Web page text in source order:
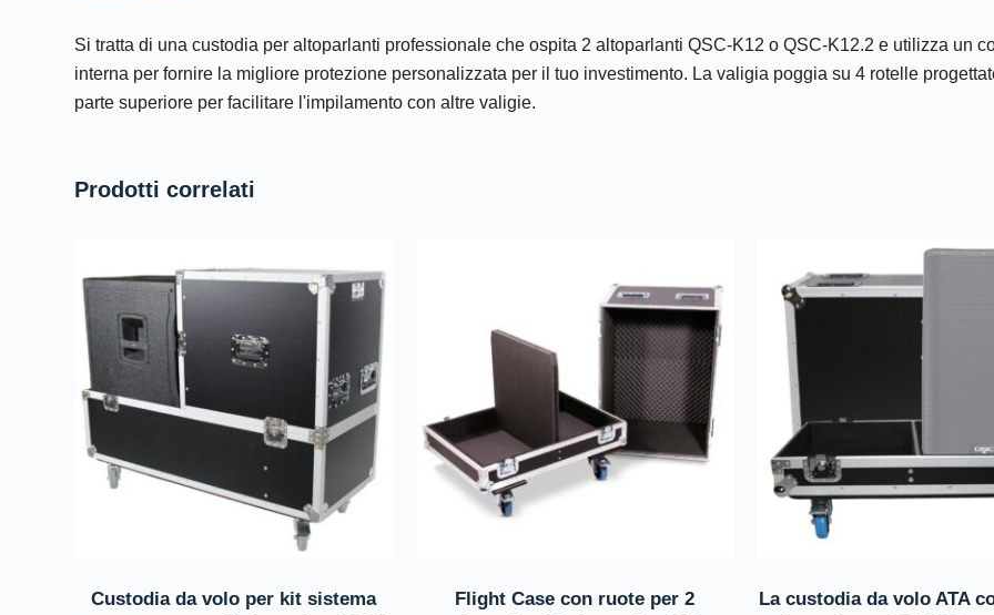
Si tratta di una custodia per altoparlanti professionale che ospita 2 altoparlanti QSC-K12 o QSC-K12.2 e utilizza un
interna per fornire la migliore protezione personalizzata per il tuo investimento. La valigia poggia su 4 rotelle
parte superiore per facilitare l'impilamento con altre valigie.
Prodotti correlati
Custodia da volo per kit sistema
Flight Case con ruote per 2
La custodia da volo ATA